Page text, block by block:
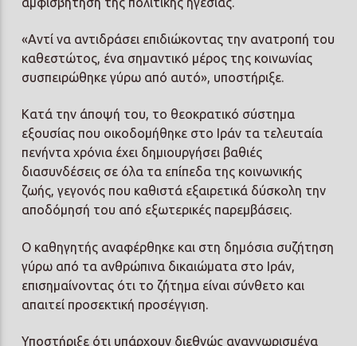
«Αντί να αντιδράσει επιδιώκοντας την ανατροπή του
καθεστώτος, ένα σημαντικό μέρος της κοινωνίας
συσπειρώθηκε γύρω από αυτό», υποστήριξε.
Κατά την άποψή του, το θεοκρατικό σύστημα
εξουσίας που οικοδομήθηκε στο Ιράν τα τελευταία
πενήντα χρόνια έχει δημιουργήσει βαθιές
διασυνδέσεις σε όλα τα επίπεδα της κοινωνικής
ζωής, γεγονός που καθιστά εξαιρετικά δύσκολη την
αποδόμησή του από εξωτερικές παρεμβάσεις.
Ο καθηγητής αναφέρθηκε και στη δημόσια συζήτηση
γύρω από τα ανθρώπινα δικαιώματα στο Ιράν,
επισημαίνοντας ότι το ζήτημα είναι σύνθετο και
απαιτεί προσεκτική προσέγγιση.
Υποστήριξε ότι υπάρχουν διεθνώς αναγνωρισμένα